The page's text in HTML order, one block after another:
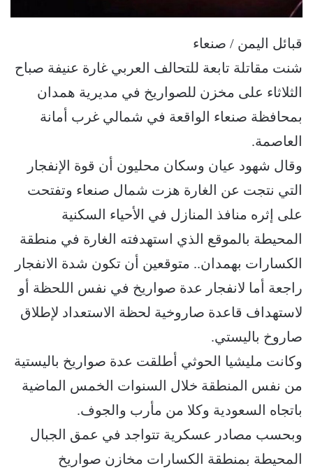
قبائل اليمن / صنعاء
شنت مقاتلة تابعة للتحالف العربي غارة عنيفة صباح
الثلاثاء على مخزن للصواريخ في مديرية همدان
بمحافظة صنعاء الواقعة في شمالي غرب أمانة
العاصمة.
وقال شهود عيان وسكان محليون أن قوة الإنفجار
التي نتجت عن الغارة هزت شمال صنعاء وتفتحت
على إثره منافذ المنازل في الأحياء السكنية
المحيطة بالموقع الذي استهدفته الغارة في منطقة
الكسارات بهمدان.. متوقعين أن تكون شدة الانفجار
راجعة أما لانفجار عدة صواريخ في نفس اللحظة أو
لاستهداف قاعدة صاروخية لحظة الاستعداد لإطلاق
صاروخ باليستي.
وكانت مليشيا الحوثي أطلقت عدة صواريخ باليستية
من نفس المنطقة خلال السنوات الخمس الماضية
باتجاه السعودية وكلا من مأرب والجوف.
وبحسب مصادر عسكرية تتواجد في عمق الجبال
المحيطة بمنطقة الكسارات مخازن صواريخ